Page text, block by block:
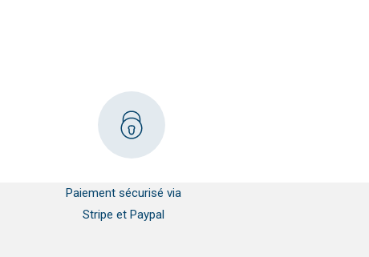
Paiement sécurisé via
Stripe et Paypal